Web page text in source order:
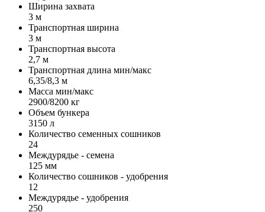
Ширина захвата
3 м
Транспортная ширина
3 м
Транспортная высота
2,7 м
Транспортная длина мин/макс
6,35/8,3 м
Масса мин/макс
2900/8200 кг
Объем бункера
3150 л
Количество семенных сошников
24
Междурядье - семена
125 мм
Количество сошников - удобрения
12
Междурядье - удобрения
250